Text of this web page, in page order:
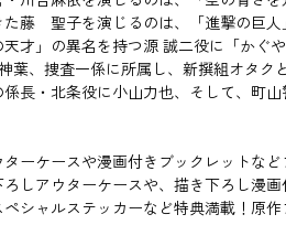
た藤 聖子を演じるのは、「進撃の巨
才」の異名を持つ源 誠二役に「かぐ
葉、捜査一係に所属し、新撰組オタ
係長・北条役に小山力也、そして、町
ーケースや漫画付きブックレットなど
しアウターケースや、描き下ろし漫
シャルステッカーなど特典満載！原